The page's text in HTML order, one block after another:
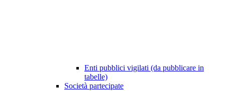
Enti pubblici vigilati (da pubblicare in
tabelle)
Società partecipate